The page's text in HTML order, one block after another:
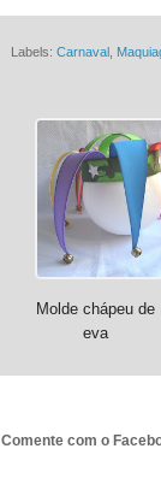
Labels: Carnaval
Molde chápeu de
eva
Comente com o